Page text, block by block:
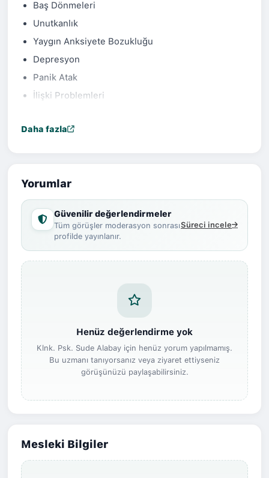
Baş Dönmeleri
Unutkanlık
Yaygın Anksiyete Bozukluğu
Depresyon
Panik Atak
İlişki Problemleri
Çocuk ve Ergen Psikolojisi
Daha fazla
Yorumlar
Güvenilir değerlendirmeler
Tüm görüşler moderasyon sonrası
profilde yayınlanır.
Süreci incele
Henüz değerlendirme yok
Klnk. Psk. Sude Alabay için henüz yorum yapılmamış.
Bu uzmanı tanıyorsanız veya ziyaret ettiyseniz
görüşünüzü paylaşabilirsiniz.
Mesleki Bilgiler